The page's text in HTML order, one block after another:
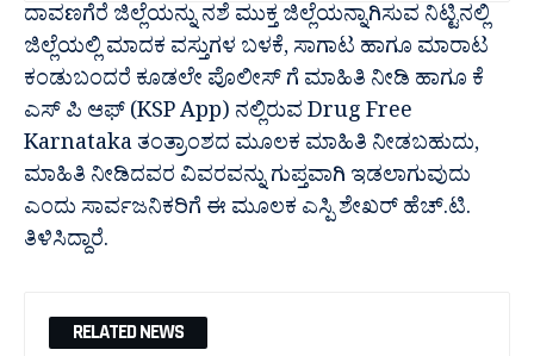
ದಾವಣಗೆರೆ ಜಿಲ್ಲೆಯನ್ನು ನಶೆ ಮುಕ್ತ ಜಿಲ್ಲೆಯನ್ನಾಗಿಸುವ ನಿಟ್ಟಿನಲ್ಲಿ
ಜಿಲ್ಲೆಯಲ್ಲಿ ಮಾದಕ ವಸ್ತುಗಳ ಬಳಕೆ, ಸಾಗಾಟ ಹಾಗೂ ಮಾರಾಟ
ಕಂಡುಬಂದರೆ ಕೂಡಲೇ ಪೊಲೀಸ್ ಗೆ ಮಾಹಿತಿ ನೀಡಿ ಹಾಗೂ ಕೆ
ಎಸ್ ಪಿ ಆಫ್ (KSP App) ನಲ್ಲಿರುವ Drug Free
Karnataka ತಂತ್ರಾಂಶದ ಮೂಲಕ ಮಾಹಿತಿ ನೀಡಬಹುದು,
ಮಾಹಿತಿ ನೀಡಿದವರ ವಿವರವನ್ನು ಗುಪ್ತವಾಗಿ ಇಡಲಾಗುವುದು
ಎಂದು ಸಾರ್ವಜನಿಕರಿಗೆ ಈ ಮೂಲಕ ಎಸ್ಪಿ ಶೇಖರ್ ಹೆಚ್.ಟಿ.
ತಿಳಿಸಿದ್ದಾರೆ.
RELATED NEWS